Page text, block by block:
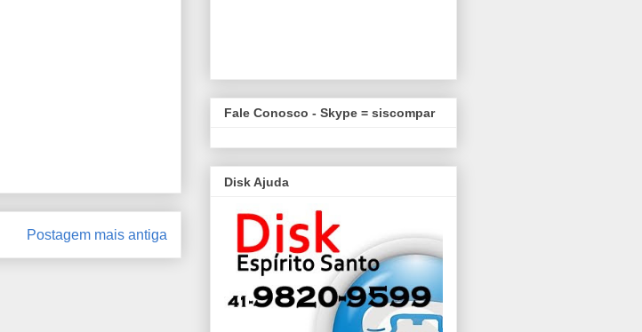
Postagem mais antiga
Fale Conosco - Skype = siscompar
Disk Ajuda